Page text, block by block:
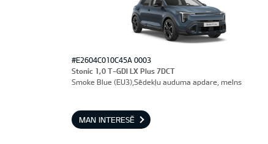
#E2604C010C45A 0003
Stonic 1,0 T-GDI LX Plus 7DCT
Smoke Blue (EU3),Sēdekļu auduma apdare, melns
MAN INTERESĒ